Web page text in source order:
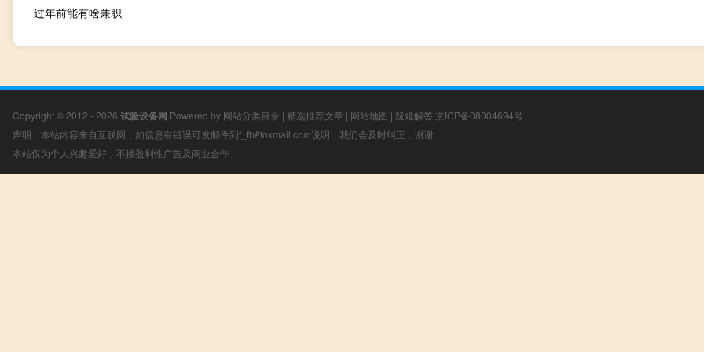
过年前能有啥兼职
Copyright © 2012 - 2026 试验设备网 Powered by 网站分类目录 | 精选推荐文章 | 网站地图 | 疑难解答 京ICP备08004694号
声明：本站内容来自互联网，如信息有错误可发邮件到f_fb#foxmail.com说明，我们会及时纠正，谢谢
本站仅为个人兴趣爱好，不接盈利性广告及商业合作